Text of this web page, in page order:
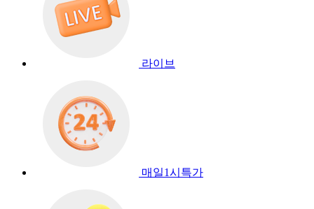
라이브
매일1시특가